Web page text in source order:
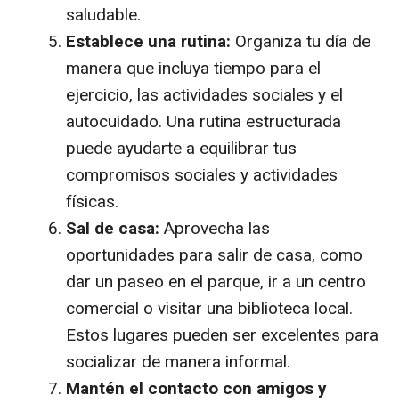
saludable.
Establece una rutina: Organiza tu día de
manera que incluya tiempo para el
ejercicio, las actividades sociales y el
autocuidado. Una rutina estructurada
puede ayudarte a equilibrar tus
compromisos sociales y actividades
físicas.
Sal de casa: Aprovecha las
oportunidades para salir de casa, como
dar un paseo en el parque, ir a un centro
comercial o visitar una biblioteca local.
Estos lugares pueden ser excelentes para
socializar de manera informal.
Mantén el contacto con amigos y